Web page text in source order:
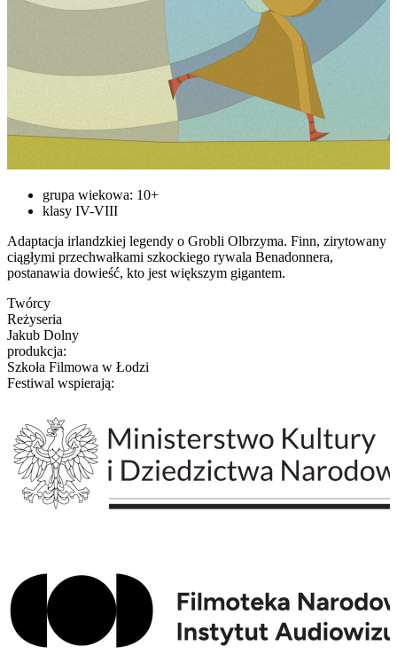
grupa wiekowa: 10+
klasy IV-VIII
Adaptacja irlandzkiej legendy o Grobli Olbrzyma. Finn, zirytowany
ciągłymi przechwałkami szkockiego rywala Benadonnera,
postanawia dowieść, kto jest większym gigantem.
Twórcy
Reżyseria
Jakub Dolny
produkcja:
Szkoła Filmowa w Łodzi
Festiwal wspierają: